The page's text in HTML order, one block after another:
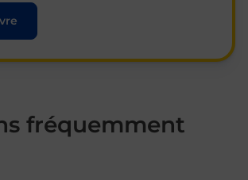
fréquemment